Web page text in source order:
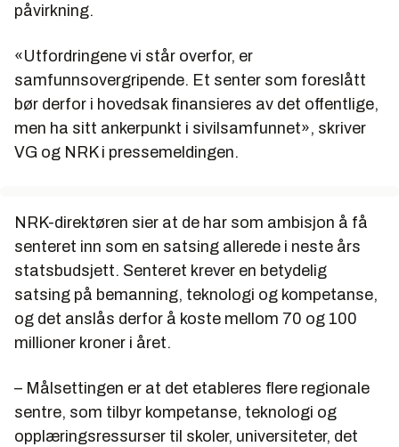
påvirkning.
«Utfordringene vi står overfor, er
samfunnsovergripende. Et senter som foreslått
bør derfor i hovedsak finansieres av det offentlige,
men ha sitt ankerpunkt i sivilsamfunnet», skriver
VG og NRK i pressemeldingen.
NRK-direktøren sier at de har som ambisjon å få
senteret inn som en satsing allerede i neste års
statsbudsjett. Senteret krever en betydelig
satsing på bemanning, teknologi og kompetanse,
og det anslås derfor å koste mellom 70 og 100
millioner kroner i året.
– Målsettingen er at det etableres flere regionale
sentre, som tilbyr kompetanse, teknologi og
opplæringsressurser til skoler, universiteter, det